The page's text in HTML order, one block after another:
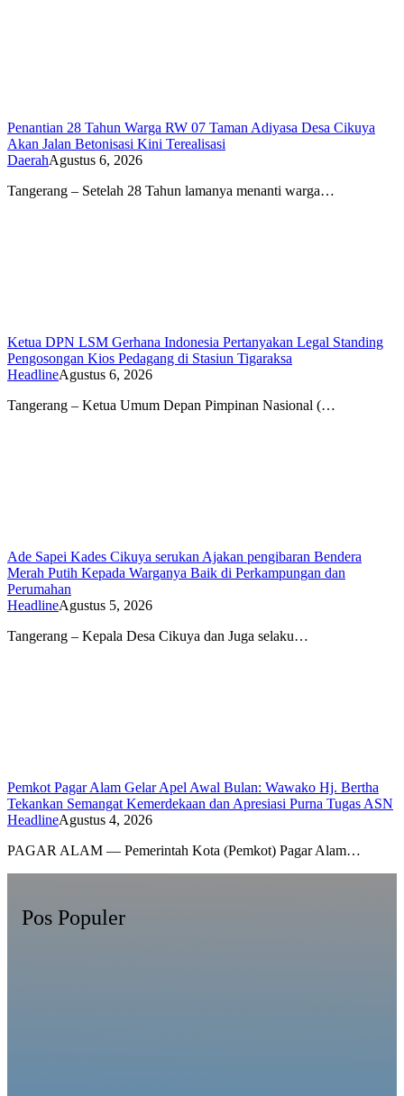
Penantian 28 Tahun Warga RW 07 Taman Adiyasa Desa Cikuya
Akan Jalan Betonisasi Kini Terealisasi
DaerahAgustus 6, 2026
Tangerang – Setelah 28 Tahun lamanya menanti warga…
Ketua DPN LSM Gerhana Indonesia Pertanyakan Legal Standing
Pengosongan Kios Pedagang di Stasiun Tigaraksa
HeadlineAgustus 6, 2026
Tangerang – Ketua Umum Depan Pimpinan Nasional (…
Ade Sapei Kades Cikuya serukan Ajakan pengibaran Bendera
Merah Putih Kepada Warganya Baik di Perkampungan dan
Perumahan
HeadlineAgustus 5, 2026
Tangerang – Kepala Desa Cikuya dan Juga selaku…
Pemkot Pagar Alam Gelar Apel Awal Bulan: Wawako Hj. Bertha
Tekankan Semangat Kemerdekaan dan Apresiasi Purna Tugas ASN
HeadlineAgustus 4, 2026
PAGAR ALAM — Pemerintah Kota (Pemkot) Pagar Alam…
Pos Populer